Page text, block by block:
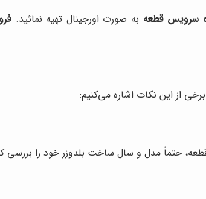
سرویس قطعه به صورت اورجینال تهیه نمائید.
از این نکات اشاره می‌کنیم:
حتماً مدل و سال ساخت بلدوزر خود را بررسی